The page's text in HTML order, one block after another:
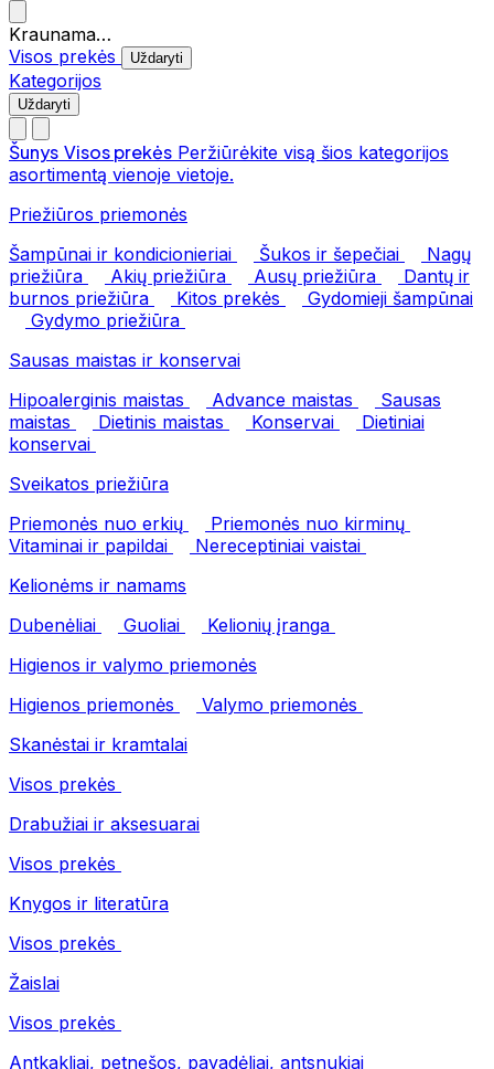
Kraunama…
Visos prekės
Uždaryti
Kategorijos
Uždaryti
Šunys Visos prekės Peržiūrėkite visą šios kategorijos
asortimentą vienoje vietoje.
Priežiūros priemonės
Šampūnai ir kondicionieriai
Šukos ir šepečiai
Nagų
priežiūra
Akių priežiūra Ausų priežiūra
Dantų ir
burnos priežiūra
Kitos prekės
Gydomieji šampūnai
Gydymo priežiūra
Sausas maistas ir konservai
Hipoalerginis maistas
Advance maistas
Sausas
maistas
Dietinis maistas Konservai
Dietiniai
konservai
Sveikatos priežiūra
Priemonės nuo erkių
Priemonės nuo kirminų
Vitaminai ir papildai
Nereceptiniai vaistai
Kelionėms ir namams
Dubenėliai
Guoliai
Kelionių įranga
Higienos ir valymo priemonės
Higienos priemonės
Valymo priemonės
Skanėstai ir kramtalai
Visos prekės
Drabužiai ir aksesuarai
Visos prekės
Knygos ir literatūra
Visos prekės
Žaislai
Visos prekės
Antkakliai, petnešos, pavadėliai, antsnukiai